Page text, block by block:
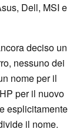
Dell, MSI e
deciso un
nessuno dei
nome per il
per il nuovo
esplicitamente
il nome.